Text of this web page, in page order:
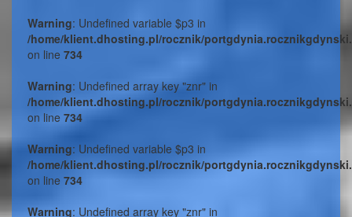
Warning: Undefined variable $p3 in
/home/klient.dhosting.pl/rocznik/
on line 734
Warning: Undefined array key "znr" in
/home/klient.dhosting.pl/rocznik/
on line 734
Warning: Undefined variable $p3 in
/home/klient.dhosting.pl/rocznik/
on line 734
Warning: Undefined array key "znr" in